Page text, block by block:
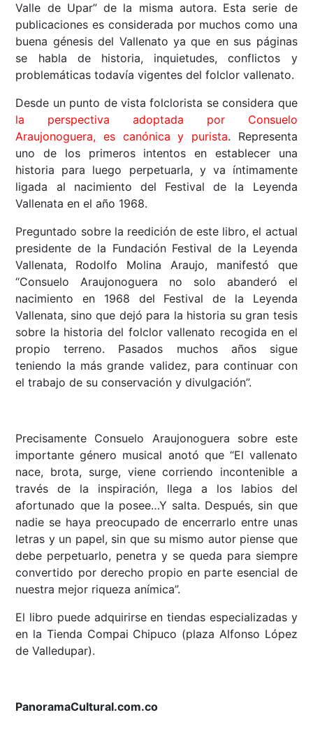
Valle de Upar” de la misma autora. Esta serie de
publicaciones es considerada por muchos como una
buena génesis del Vallenato ya que en sus páginas
se habla de historia, inquietudes, conflictos y
problemáticas todavía vigentes del folclor vallenato.
Desde un punto de vista folclorista se considera que
la perspectiva adoptada por Consuelo
Araujonoguera, es canónica y purista. Representa
uno de los primeros intentos en establecer una
historia para luego perpetuarla, y va íntimamente
ligada al nacimiento del Festival de la Leyenda
Vallenata en el año 1968.
Preguntado sobre la reedición de este libro, el actual
presidente de la Fundación Festival de la Leyenda
Vallenata, Rodolfo Molina Araujo, manifestó que
“Consuelo Araujonoguera no solo abanderó el
nacimiento en 1968 del Festival de la Leyenda
Vallenata, sino que dejó para la historia su gran tesis
sobre la historia del folclor vallenato recogida en el
propio terreno. Pasados muchos años sigue
teniendo la más grande validez, para continuar con
el trabajo de su conservación y divulgación”.
Precisamente Consuelo Araujonoguera sobre este
importante género musical anotó que “El vallenato
nace, brota, surge, viene corriendo incontenible a
través de la inspiración, llega a los labios del
afortunado que la posee…Y salta. Después, sin que
nadie se haya preocupado de encerrarlo entre unas
letras y un papel, sin que su mismo autor piense que
debe perpetuarlo, penetra y se queda para siempre
convertido por derecho propio en parte esencial de
nuestra mejor riqueza anímica”.
El libro puede adquirirse en tiendas especializadas y
en la Tienda Compai Chipuco (plaza Alfonso López
de Valledupar).
PanoramaCultural.com.co